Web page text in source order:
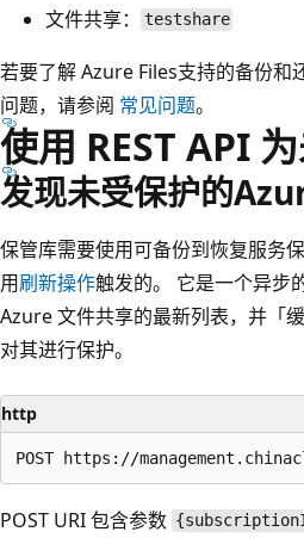
文件共享： testshare
若要了解 Azure Files支持的备份和
问题，请参阅 常见问题。
使用 REST API
发现未受保护的
保管库需要使用可备份到恢复服务
用刷新操作触发的。 它是一个异步
Azure 文件共享的最新列表，并「
对其进行保护。
http
POST URI 包含参数